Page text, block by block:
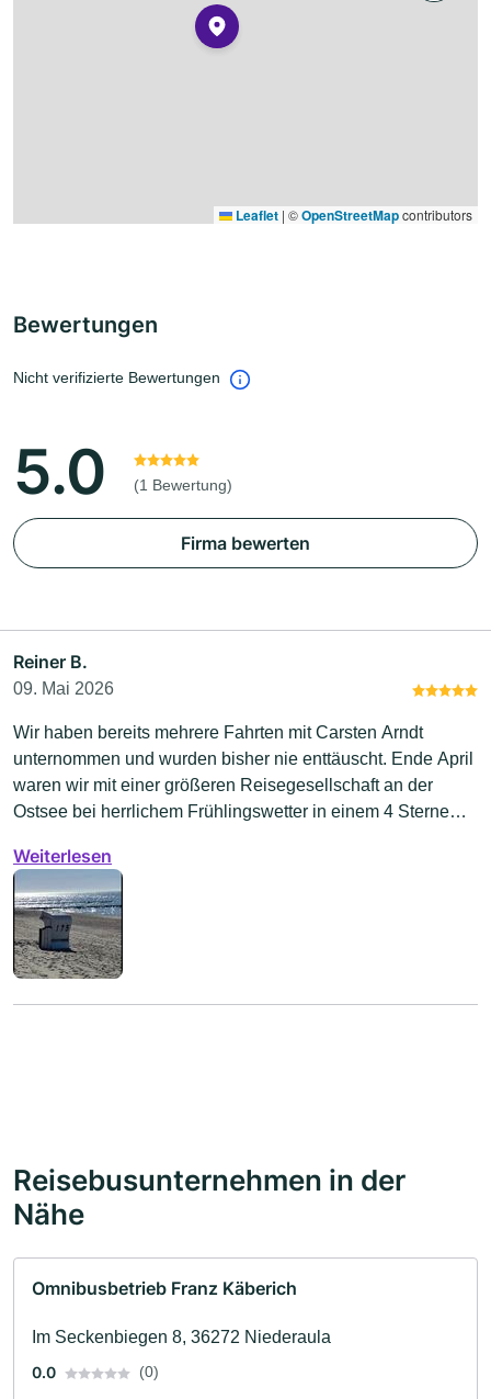
Leaflet | ©OpenStreetMapcontributors
Bewertungen
Nicht verifizierte Bewertungen
5.0 (1 Bewertung)
Firma bewerten
Reiner B.
09. Mai 2026
Wir haben bereits mehrere Fahrten mit Carsten Arndt
unternommen und wurden bisher nie enttäuscht. Ende April
waren wir mit einer größeren Reisegesellschaft an der
Ostsee bei herrlichem Frühlingswetter in einem 4 Sterne
Sehr zu empfehlender, flexibeler Reiseanbieter, der auch
Alternativen bei schlechtem Wetter bietet. Die nächste
Reise ist schon gebucht.
Weiterlesen
Reisebusunternehmen in der
Nähe
Omnibusbetrieb Franz Käberich
Im Seckenbiegen 8, 36272 Niederaula
0.0
(0)